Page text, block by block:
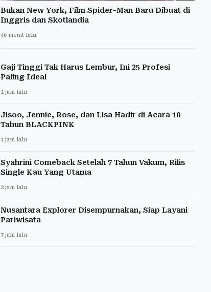
Bukan New York, Film Spider-Man Baru Dibuat di
Inggris dan Skotlandia
46 menit lalu
Gaji Tinggi Tak Harus Lembur, Ini 25 Profesi
Paling Ideal
1 jam lalu
Jisoo, Jennie, Rose, dan Lisa Hadir di Acara 10
Tahun BLACKPINK
1 jam lalu
Syahrini Comeback Setelah 7 Tahun Vakum, Rilis
Single Kau Yang Utama
2 jam lalu
Nusantara Explorer Disempurnakan, Siap Layani
Pariwisata
7 jam lalu